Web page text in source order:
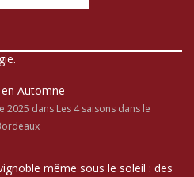
Automne
2025 dans Les 4 saisons dans le
même sous le soleil : des